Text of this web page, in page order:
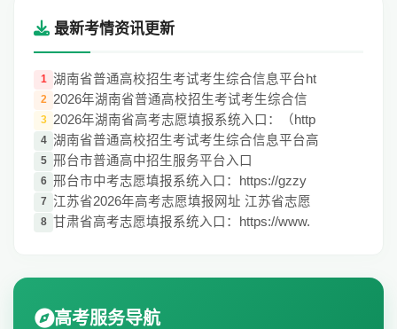
最新考情资讯更新
1 湖南省普通高校招生考试考生综合信息平台ht
2 2026年湖南省普通高校招生考试考生综合信
3 2026年湖南省高考志愿填报系统入口：（http
4 湖南省普通高校招生考试考生综合信息平台高
5 邢台市普通高中招生服务平台入口
6 邢台市中考志愿填报系统入口：https://gzzy
7 江苏省2026年高考志愿填报网址 江苏省志愿
8 甘肃省高考志愿填报系统入口：https://www.
高考服务导航